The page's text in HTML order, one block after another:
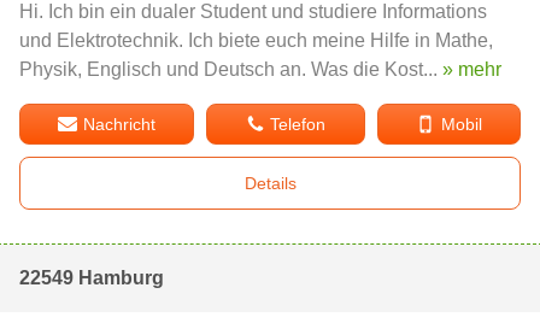
Hi. Ich bin ein dualer Student und studiere Informations
und Elektrotechnik. Ich biete euch meine Hilfe in Mathe,
Physik, Englisch und Deutsch an. Was die Kost... » mehr
Nachricht Telefon Mobil
Details
22549 Hamburg